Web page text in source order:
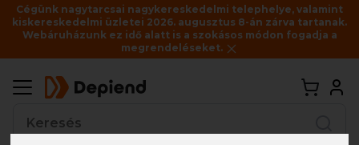
Cégünk nagytarcsai nagykereskedelmi telephelye, valamint
kiskereskedelmi üzletei 2026. augusztus 8-án zárva tartanak.
Webáruházunk ez idő alatt is a szokásos módon fogadja a
megrendeléseket.